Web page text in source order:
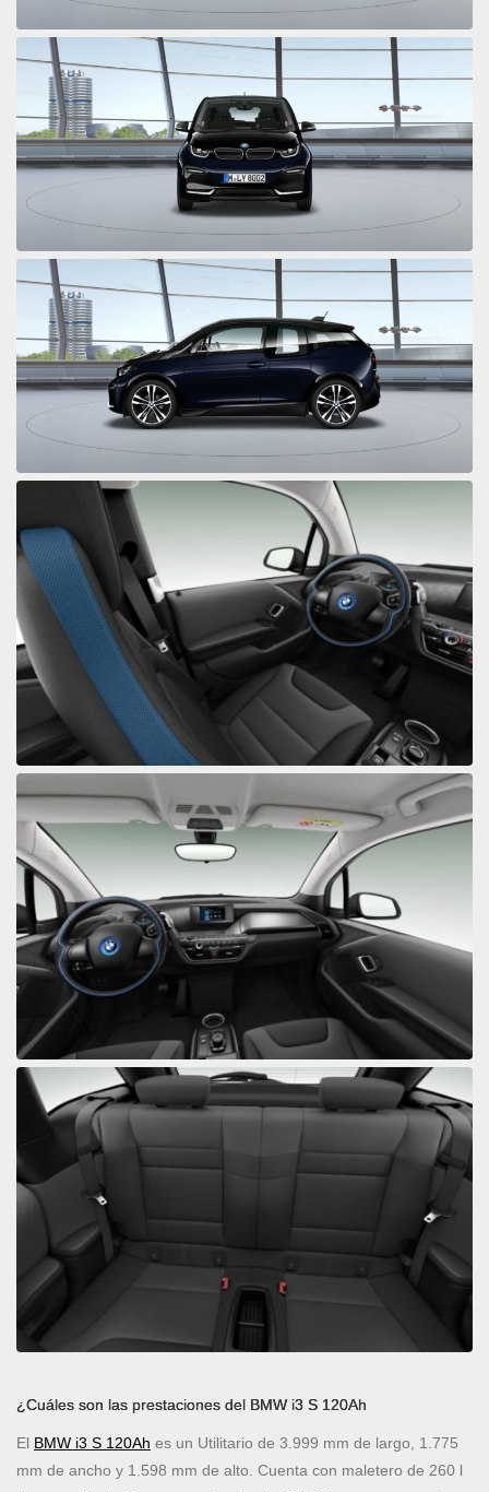
¿Cuáles son las prestaciones del BMW i3 S 120Ah
El BMW i3 S 120Ah es un Utilitario de 3.999 mm de largo, 1.775
mm de ancho y 1.598 mm de alto. Cuenta con maletero de 260 l